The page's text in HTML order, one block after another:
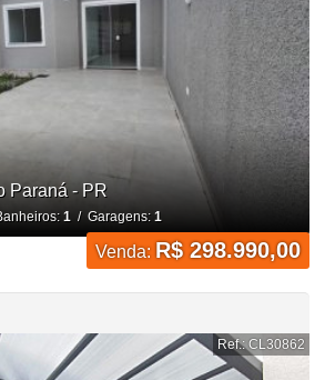
Paraná - PR
1 / Garagens: 1
Venda: R$ 298.990,00
Ref.: CL30862